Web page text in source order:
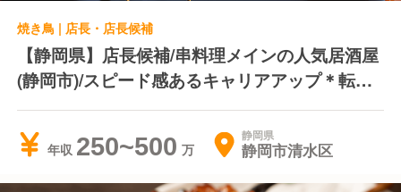
焼き鳥 | 店長・店長候補
【静岡県】店長候補/串料理メインの人気居酒屋
(静岡市)/スピード感あるキャリアアップ＊転居
費用負担＊独立支援制度あり
年収 250~500 静岡県
静岡市清水区